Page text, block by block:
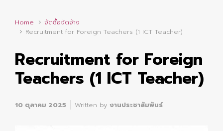
Home
จัดซื้อจัดจ้าง
Recruitment for Foreign Teachers (1 ICT Teacher)
Recruitment for Foreign
Teachers (1 ICT Teacher)
10 ตุลาคม 2025 Written by งานประชาสัมพันธ์